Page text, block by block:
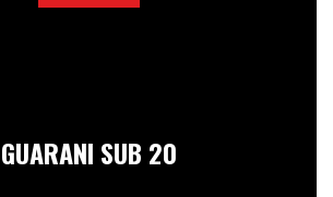
GUARANI SUB 20